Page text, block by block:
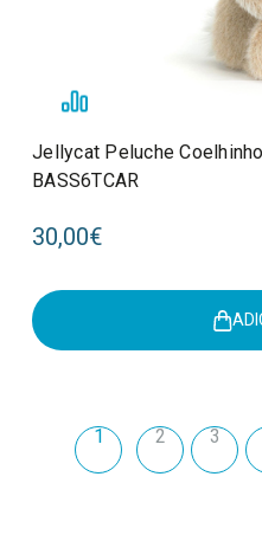
Jellycat Peluche
BASS6TCAR
30,00€
1 2 3